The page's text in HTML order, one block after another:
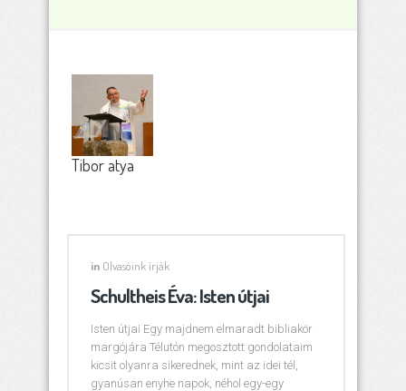
Tibor atya
in Olvasóink írják
Schultheis Éva: Isten útjai
Isten útjai Egy majdnem elmaradt bibliakör
margójára Télutón megosztott gondolataim
kicsit olyanra sikerednek, mint az idei tél,
gyanúsan enyhe napok, néhol egy-egy